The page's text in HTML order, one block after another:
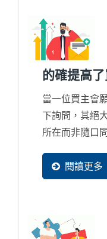
略只會把商機
手的問題。
的確提高
當一位買主會
下詢問，其絕
所在而非隨口
生的，透過一
析出這一位買
制化解決方案
閱讀更多